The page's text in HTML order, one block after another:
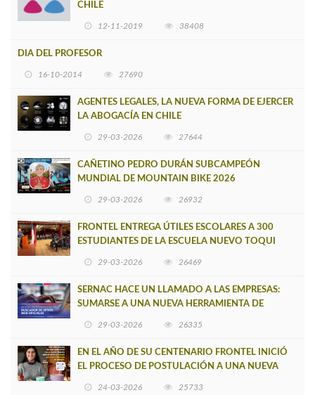
CHILE
12-11-2019 38408
DIA DEL PROFESOR
16-10-2014 27690
AGENTES LEGALES, LA NUEVA FORMA DE EJERCER
LA ABOGACÍA EN CHILE
29-03-2026 27644
CAÑETINO PEDRO DURÁN SUBCAMPEÓN
MUNDIAL DE MOUNTAIN BIKE 2026
29-03-2026 26932
FRONTEL ENTREGA ÚTILES ESCOLARES A 300
ESTUDIANTES DE LA ESCUELA NUEVO TOQUI
29-03-2026 26469
SERNAC HACE UN LLAMADO A LAS EMPRESAS:
SUMARSE A UNA NUEVA HERRAMIENTA DE
29-03-2026 26335
EN EL AÑO DE SU CENTENARIO FRONTEL INICIÓ
EL PROCESO DE POSTULACIÓN A UNA NUEVA
24-03-2026 25733